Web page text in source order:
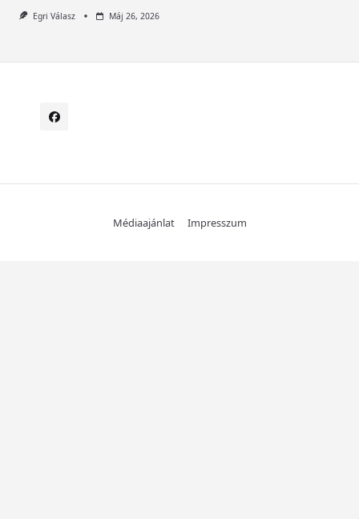
Egri Válasz Máj 26, 2026
Médiaajánlat Impresszum